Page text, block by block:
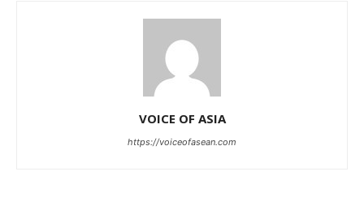
VOICE OF ASIA
https://voiceofasean.com